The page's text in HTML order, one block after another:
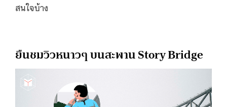
สนใจบ้าง
ยืนชมวิวหนาวๆ บนสะพาน Story Bridge